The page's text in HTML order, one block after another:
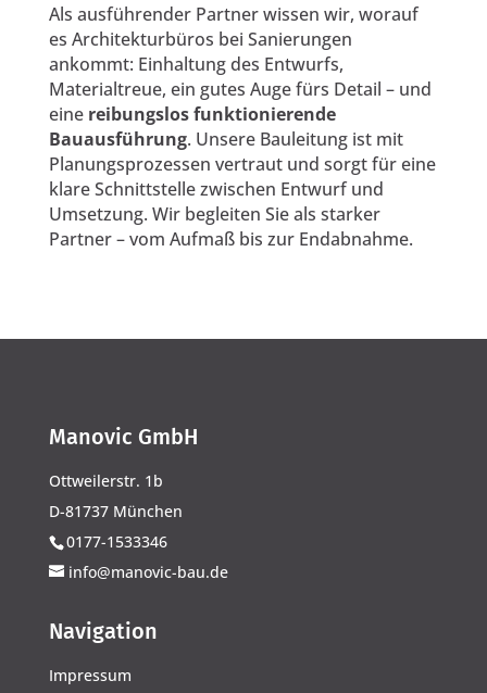
Als ausführender Partner wissen wir, worauf
es Architekturbüros bei Sanierungen
ankommt: Einhaltung des Entwurfs,
Materialtreue, ein gutes Auge fürs Detail – und
eine reibungslos funktionierende
Bauausführung. Unsere Bauleitung ist mit
Planungsprozessen vertraut und sorgt für eine
klare Schnittstelle zwischen Entwurf und
Umsetzung. Wir begleiten Sie als starker
Partner – vom Aufmaß bis zur Endabnahme.
Manovic GmbH
Ottweilerstr. 1b
D-81737 München
0177-1533346
info@manovic-bau.de
Navigation
Impressum